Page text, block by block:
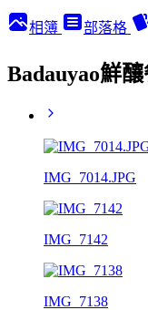
相簿 部落格
Badauyao鮮
IMG_7014.JPG
IMG_7142
IMG_7138